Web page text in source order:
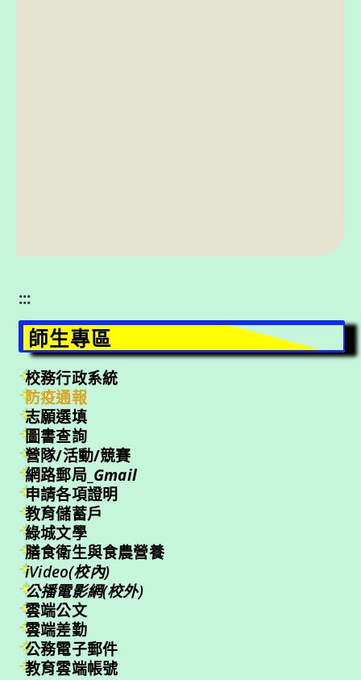
:::
師生專區
校務行政系統
防疫通報
志願選填
圖書查詢
營隊/活動/競賽
網路郵局_ Gmail
申請各項證明
教育儲蓄戶
綠城文學
膳食衛生與食農營養
iVideo(校內)
公播電影網(校外)
雲端公文
雲端差勤
公務電子郵件
教育雲端帳號